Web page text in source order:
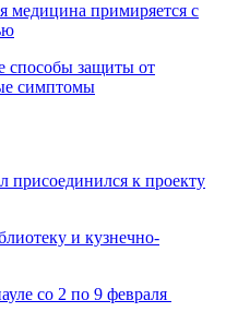
медицина примиряется с
способы защиты от
симптомы
присоединился к проекту
и кузнечно-
со 2 по 9 февраля